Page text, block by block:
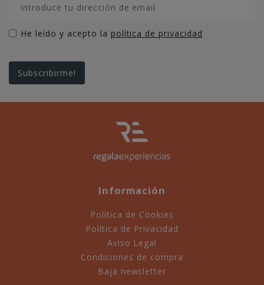
He leído y acepto la política de privacidad
Información
Política de Cookies
Política de Privacidad
Aviso Legal
Condiciones de compra
Baja newsletter